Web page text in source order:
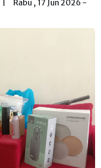
Rabu , 17 Jun 2026 -